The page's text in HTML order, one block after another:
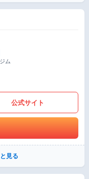
ム
公式サイト
見る